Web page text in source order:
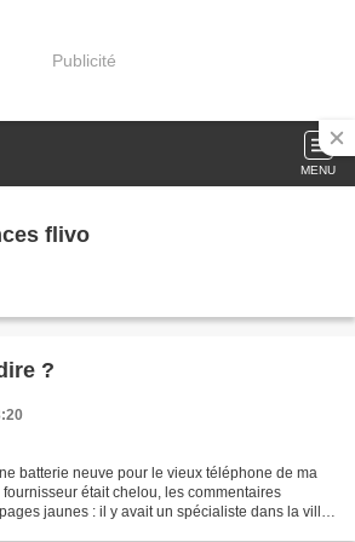
Publicité
MENU
flivo
?
batterie neuve pour le vieux téléphone de ma
était chelou, les commentaires
jaunes : il y avait un spécialiste dans la ville,